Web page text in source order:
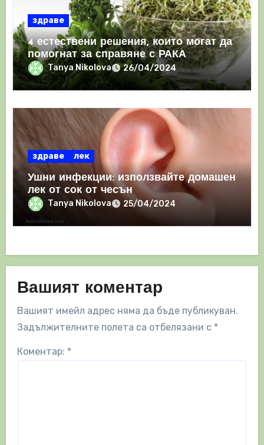
здраве
4 естествени решения, които могат да
помогнат за справяне с РАКА
Tanya Nikolova 26/04/2024
здраве лек
Ушни инфекции: използвайте домашен
лек от сок от чесън
Tanya Nikolova 25/04/2024
Вашият коментар
Вашият имейл адрес няма да бъде публикуван.
Задължителните полета са отбелязани с *
Коментар: *